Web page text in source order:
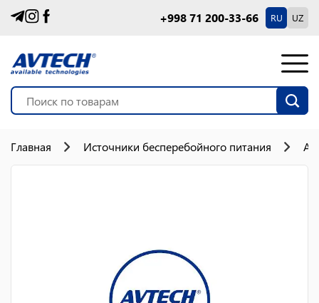
+998 71 200-33-66 RU UZ
Главная Источники бесперебойного питания